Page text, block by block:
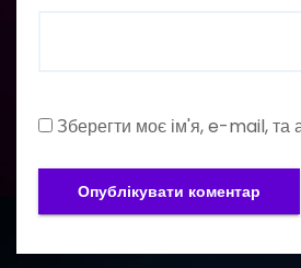
Зберегти моє ім'я, e-mail, та